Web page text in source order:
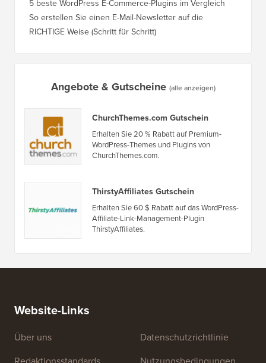
Welches ist das beste WordPress-Popup-Plugin?
(Vergleich)
5 beste WordPress E-Commerce-Plugins im Vergleich
RICHTIGE Weise (Schritt für Schritt)
So
Angebote & Gutscheine
ChurchThemes.com Gutschein
Erhalten Sie 20 % Rabatt auf Premium-